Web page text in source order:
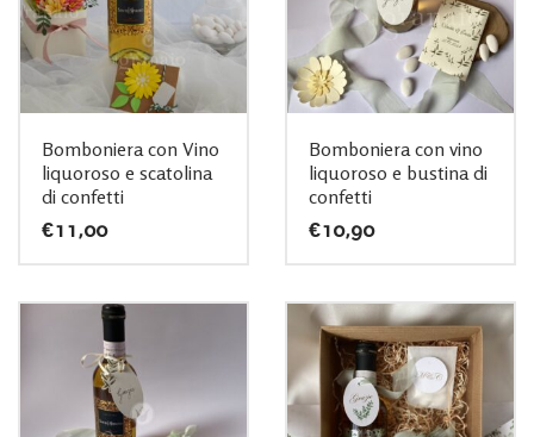
Bomboniera con Vino
liquoroso e scatolina
di confetti
€11,00
Bomboniera con vino
liquoroso e bustina di
confetti
€10,90